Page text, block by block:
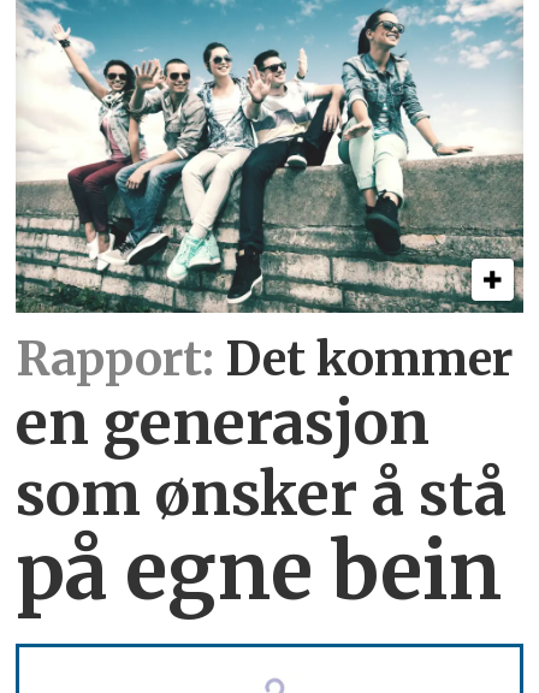
Rapport: Det kommer
en generasjon
som ønsker å stå
på egne bein